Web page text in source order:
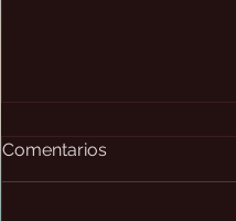
Comentarios